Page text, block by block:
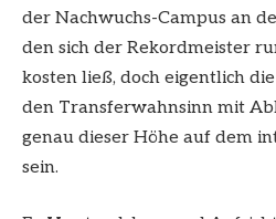
der Nachwuchs-Campus an
den sich der Rekordmeister
kosten ließ, doch eigentlich
den Transferwahnsinn mit
genau dieser Höhe auf dem
sein.